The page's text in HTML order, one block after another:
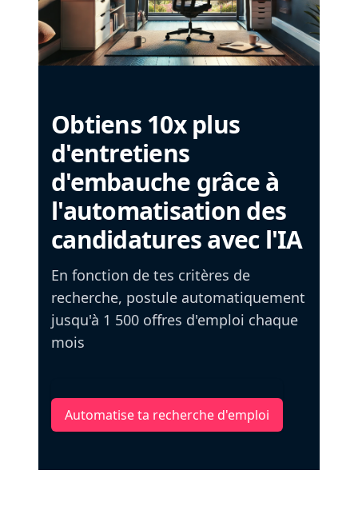
Obtiens 10x plus
d'entretiens
d'embauche grâce à
l'automatisation des
candidatures avec l'IA
En fonction de tes critères de
recherche, postule automatiquement
jusqu'à 1 500 offres d'emploi chaque
mois
Automatise ta recherche d'emploi